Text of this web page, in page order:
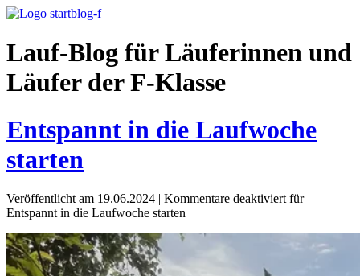
Lauf-Blog für Läuferinnen und
Läufer der F-Klasse
Entspannt in die Laufwoche
starten
Veröffentlicht am 19.06.2024 | Kommentare deaktiviert für
Entspannt in die Laufwoche starten